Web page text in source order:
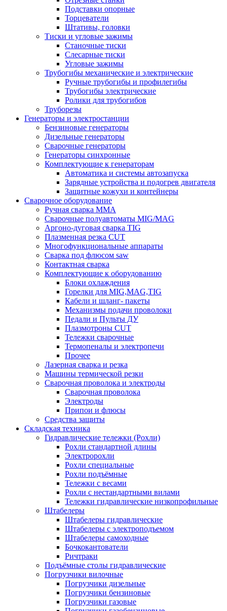
Подставки опорные
Торцеватели
Штативы, головки
Тиски и угловые зажимы
Станочные тиски
Слесарные тиски
Угловые зажимы
Трубогибы механические и электрические
Ручные трубогибы и профилегибы
Трубогибы электрические
Ролики для трубогибов
Труборезы
Генераторы и электростанции
Бензиновые генераторы
Дизельные генераторы
Сварочные генераторы
Генераторы синхронные
Комплектующие к генераторам
Автоматика и системы автозапуска
Зарядные устройства и подогрев двигателя
Защитные кожухи и контейнеры
Сварочное оборудование
Ручная сварка MMA
Сварочные полуавтоматы MIG/MAG
Аргоно-дуговая сварка TIG
Плазменная резка CUT
Многофункциональные аппараты
Сварка под флюсом saw
Контактная сварка
Комплектующие к оборудованию
Блоки охлаждения
Горелки для MIG,MAG,TIG
Кабели и шланг- пакеты
Механизмы подачи проволоки
Педали и Пульты ДУ
Плазмотроны CUT
Тележки сварочные
Термопеналы и электропечи
Прочее
Лазерная сварка и резка
Машины термической резки
Сварочная проволока и электроды
Сварочная проволока
Электроды
Припои и флюсы
Средства защиты
Складская техника
Гидравлические тележки (Рохли)
Рохли стандартной длины
Электророхли
Рохли специальные
Рохли подъёмные
Тележки с весами
Рохли с нестандартными вилами
Тележки гидравлические низкопрофильные
Штабелеры
Штабелеры гидравлические
Штабелеры с электроподъемом
Штабелеры самоходные
Бочкокантователи
Ричтраки
Подъёмные столы гидравлические
Погрузчики вилочные
Погрузчики дизельные
Погрузчики бензиновые
Погрузчики газовые